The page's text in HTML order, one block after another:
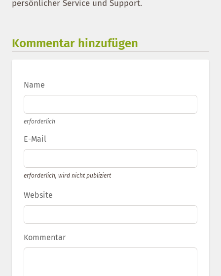
persönlicher Service und Support.
Kommentar hinzufügen
Name
erforderlich
E-Mail
erforderlich, wird nicht publiziert
Website
Kommentar